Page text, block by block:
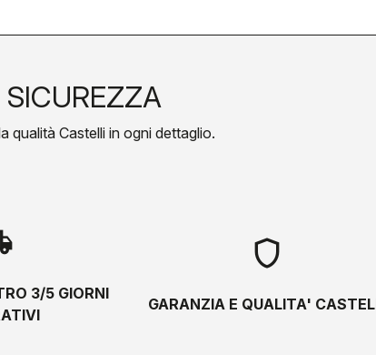
qualità Castelli in ogni dettaglio.
3/5 GIORNI
shield
GARANZIA E QUALITA'